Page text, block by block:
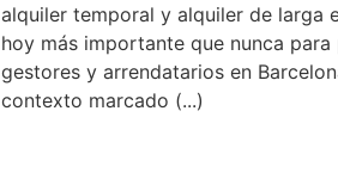
alquiler temporal y alquiler de larga
hoy más importante que nunca
gestores y arrendatarios en
contexto marcado (...)